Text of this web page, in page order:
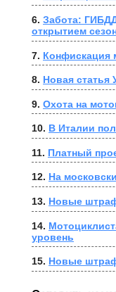
6. Забота:
открытием
7. Конфискация
8. Новая
9. Охота на
10. В Италии
11. Платный
12. На
13. Новые
14.
уровень
15. Новые